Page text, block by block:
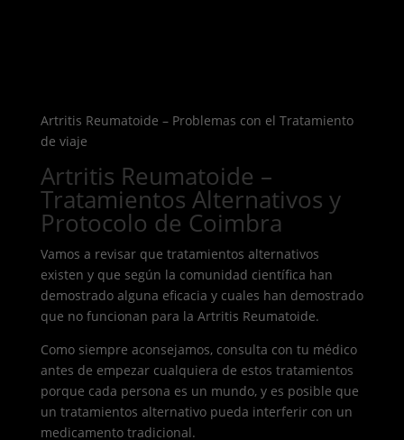
Artritis Reumatoide – Problemas con el Tratamiento
de viaje
Artritis Reumatoide –
Tratamientos Alternativos y
Protocolo de Coimbra
Vamos a revisar que tratamientos alternativos
existen y que según la comunidad científica han
demostrado alguna eficacia y cuales han demostrado
que no funcionan para la Artritis Reumatoide.
Como siempre aconsejamos, consulta con tu médico
antes de empezar cualquiera de estos tratamientos
porque cada persona es un mundo, y es posible que
un tratamientos alternativo pueda interferir con un
medicamento tradicional.